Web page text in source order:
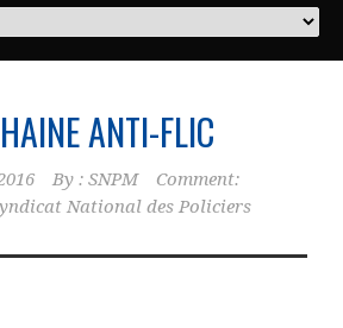
ANTI-FLIC
By : SNPM
Comment:
National des Policiers